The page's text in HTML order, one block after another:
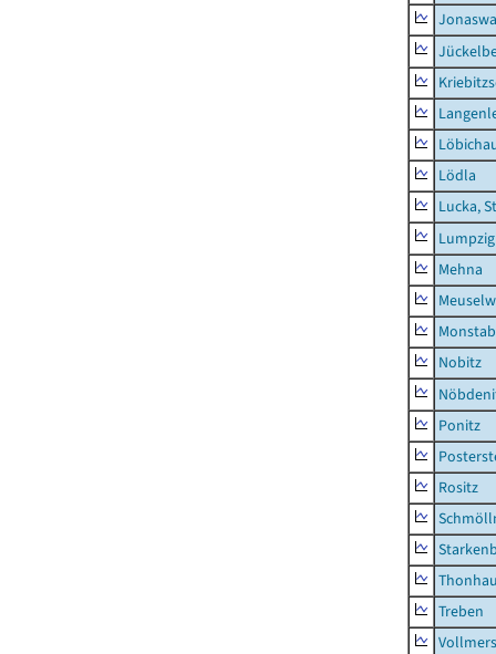
Lödla
Lucka,
Lumpzig
Mehna
Monstab
Nobitz
Ponitz
Rositz
Treben